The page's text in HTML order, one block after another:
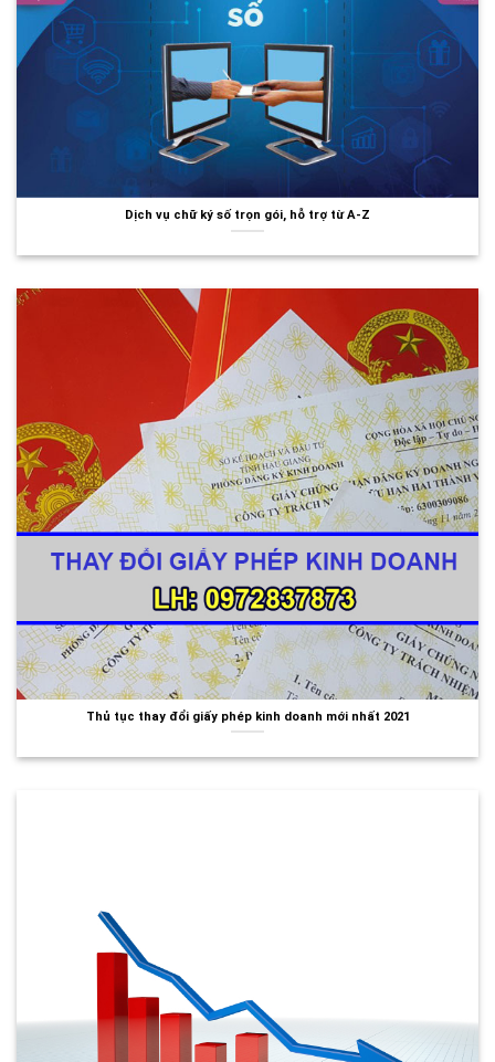
Dịch vụ chữ ký số trọn gói, hỗ trợ từ A-Z
Thủ tục thay đổi giấy phép kinh doanh mới nhất 2021